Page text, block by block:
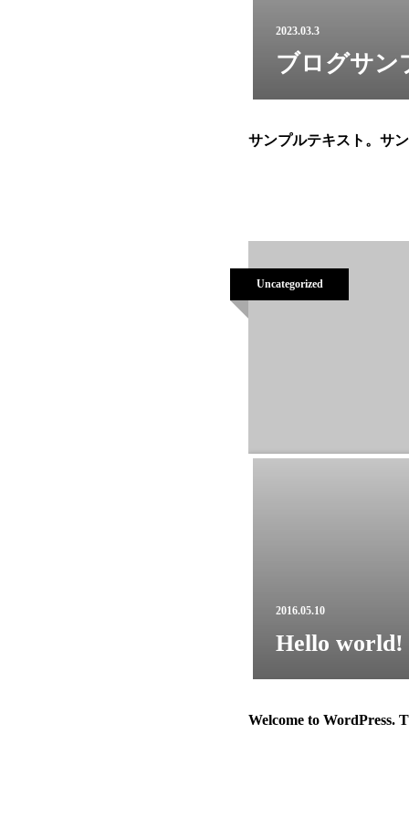
2023.03.3
ブログサン
サンプルテキスト。サン
Uncategorized
2016.05.10
Hello world!
Welcome to WordPress.